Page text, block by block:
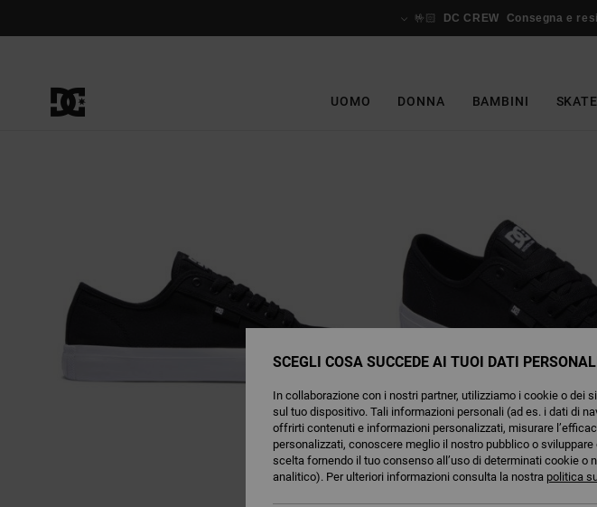
🤟🏻 DC CREW Consegna e
UOMO DONNA BAMBINI SKATE
SCEGLI COSA SUCCEDE AI TUOI DATI
In collaborazione con i nostri partner, utilizziamo i cookie o
sul tuo dispositivo. Tali informazioni personali (ad es. i dati di
offrirti contenuti e informazioni personalizzati, misurare
personalizzati, conoscere meglio il nostro pubblico o
scelta fornendo il tuo consenso all’uso di determinati cookie
analitico). Per ulteriori informazioni consulta la nostra politica